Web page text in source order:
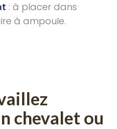
: à placer dans
à ampoule.
chevalet ou